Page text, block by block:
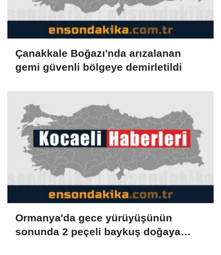
Çanakkale Boğazı'nda arızalanan
gemi güvenli bölgeye demirletildi
Ormanya'da gece yürüyüşünün
sonunda 2 peçeli baykuş doğaya